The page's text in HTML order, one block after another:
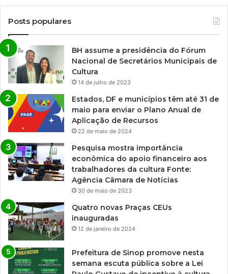
Posts populares
BH assume a presidência do Fórum
Nacional de Secretários Municipais de
Cultura
14 de julho de 2023
Estados, DF e municípios têm até 31 de
maio para enviar o Plano Anual de
Aplicação de Recursos
22 de maio de 2024
Pesquisa mostra importância
econômica do apoio financeiro aos
trabalhadores da cultura Fonte:
Agência Câmara de Notícias
30 de maio de 2023
Quatro novas Praças CEUs
inauguradas
12 de janeiro de 2024
Prefeitura de Sinop promove nesta
semana escuta pública sobre a Lei